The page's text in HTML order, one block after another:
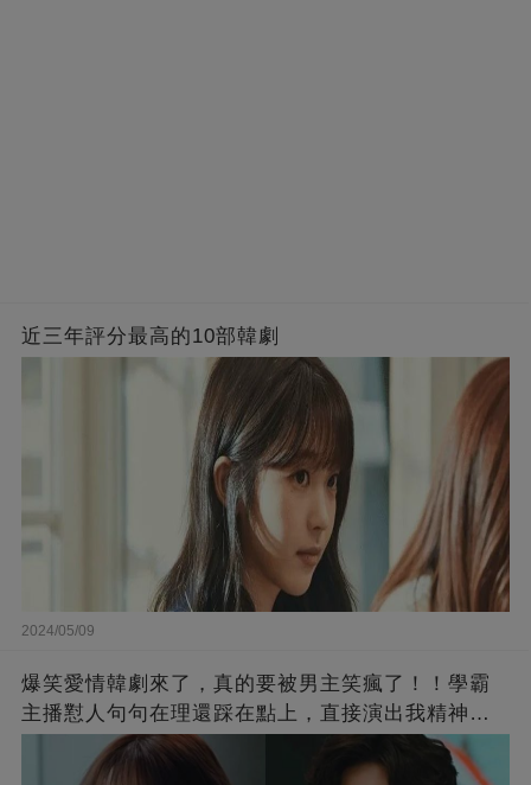
近三年評分最高的10部韓劇
2024/05/09
爆笑愛情韓劇來了，真的要被男主笑瘋了！！學霸
主播懟人句句在理還踩在點上，直接演出我精神世
界的嘴替！